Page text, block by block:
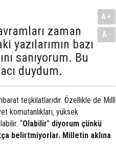
zaman
yazılarımın bazı
sanıyorum. Bu
duydum.
A+
A-
teşkilatlarıdır. Özellikle de Millî
komutanlıkları, yüksek
“Olabilir” diyorum çünkü
belirtmiyorlar. Milletin aklına